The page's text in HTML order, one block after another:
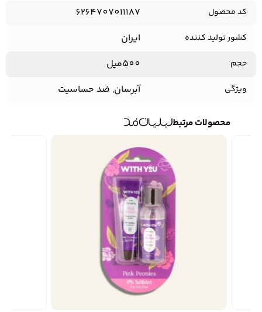
کد محصول 6264707011187
کشور تولید کننده ایران
حجم 500میل
ویژگی آبرسان, ضد حساسیت
محصولات مرتبط